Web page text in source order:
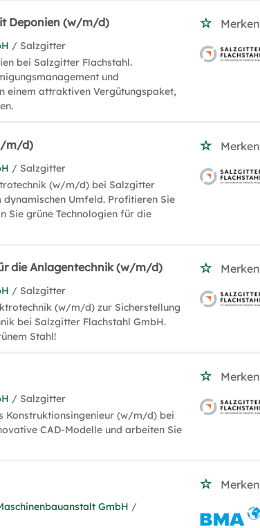
Deponien (w/m/d) Merken
/ Salzgitter
bei Salzgitter Flachstahl.
und
einem attraktiven Vergütungspaket,
m/d) Merken
/ Salzgitter
(w/m/d) bei Salzgitter
Umfeld. Profitieren Sie
Sie grüne Technologien für die
die Anlagentechnik (w/m/d) Merken
/ Salzgitter
(w/m/d) zur Sicherstellung
bei Salzgitter Flachstahl GmbH.
Stahl!
Merken
/ Salzgitter
Konstruktionsingenieur (w/m/d) bei
CAD-Modelle und arbeiten Sie
Merken
GmbH /